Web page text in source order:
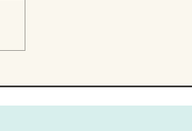
メンズ脱毛専用